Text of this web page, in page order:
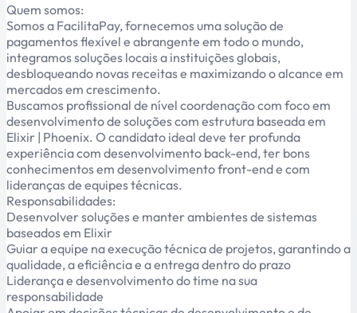
Quem somos:
Somos a FacilitaPay, fornecemos uma solução de
pagamentos flexível e abrangente em todo o mundo,
integramos soluções locais a instituições globais,
desbloqueando novas receitas e maximizando o alcance em
mercados em crescimento.
Buscamos profissional de nível coordenação com foco em
desenvolvimento de soluções com estrutura baseada em
Elixir | Phoenix. O candidato ideal deve ter profunda
experiência com desenvolvimento back-end, ter bons
conhecimentos em desenvolvimento front-end e com
lideranças de equipes técnicas.
Responsabilidades:
Desenvolver soluções e manter ambientes de sistemas
baseados em Elixir
Guiar a equipe na execução técnica de projetos, garantindo a
qualidade, a eficiência e a entrega dentro do prazo
Liderança e desenvolvimento do time na sua
responsabilidade